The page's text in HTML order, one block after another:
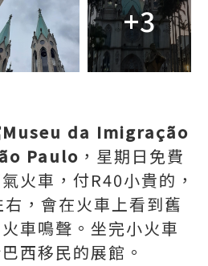
+3
Museu da Imigração
Paulo ，星期日免費
火車，付R40小貴的，
，會在火車上看到舊
車鳴聲。坐完小火車
西移民的展館。